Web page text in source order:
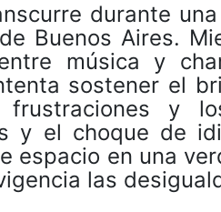
durante
Buenos Aires.
música y
sostener el
y
y el choque de
espacio en una
las